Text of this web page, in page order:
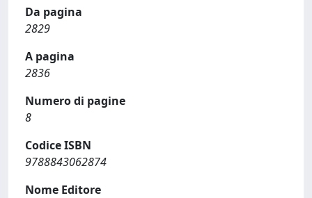
Da pagina
2829
A pagina
2836
Numero di pagine
8
Codice ISBN
9788843062874
Nome Editore